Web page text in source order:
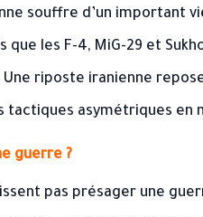
souffre d’un important
que les F-4, MiG-29 et
riposte iranienne
tactiques asymétriques en
guerre ?
pas présager une